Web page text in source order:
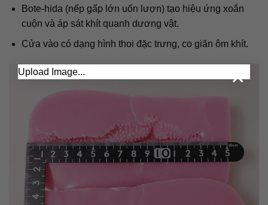
Upload Image... ×
Bote-hida (nếp gấp lớn uốn lượn) tạo hiệu ứng xoắn
cuộn và áp sát khít quanh dương vật.
Cửa vào có dạng hình thoi đặc trưng, co giãn ôm khít.